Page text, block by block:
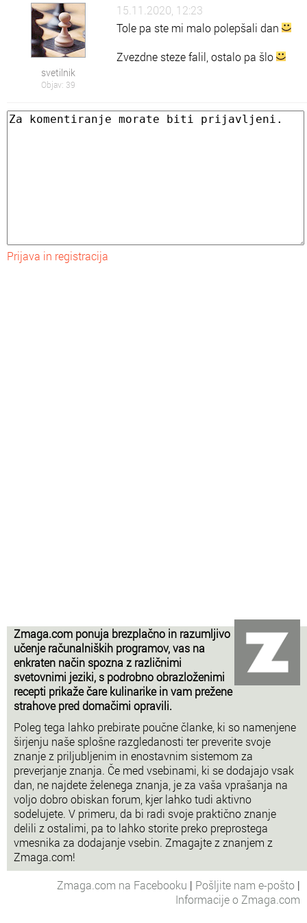
svetilnik
Objav: 39
15.11.2020, 12:23
Tole pa ste mi malo polepšali dan
Zvezdne steze falil, ostalo pa šlo
Prijava in registracija
Zmaga.com ponuja brezplačno in razumljivo
učenje računalniških programov, vas na
enkraten način spozna z različnimi
svetovnimi jeziki, s podrobno obrazloženimi
recepti prikaže čare kulinarike in vam prežene
strahove pred domačimi opravili.
Poleg tega lahko prebirate poučne članke, ki so namenjene
širjenju naše splošne razgledanosti ter preverite svoje
znanje z priljubljenim in enostavnim sistemom za
preverjanje znanja. Če med vsebinami, ki se dodajajo vsak
dan, ne najdete želenega znanja, je za vaša vprašanja na
voljo dobro obiskan forum, kjer lahko tudi aktivno
sodelujete. V primeru, da bi radi svoje praktično znanje
delili z ostalimi, pa to lahko storite preko preprostega
vmesnika za dodajanje vsebin. Zmagajte z znanjem z
Zmaga.com!
Zmaga.com na Facebooku | Pošljite nam e-pošto |
Informacije o Zmaga.com